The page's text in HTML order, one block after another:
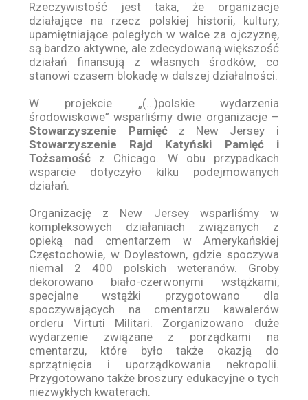
Rzeczywistość jest taka, że organizacje
działające na rzecz polskiej historii, kultury,
upamiętniające poległych w walce za ojczyznę,
są bardzo aktywne, ale zdecydowaną większość
działań finansują z własnych środków, co
stanowi czasem blokadę w dalszej działalności.
W projekcie „(…)polskie wydarzenia
środowiskowe” wsparliśmy dwie organizacje –
Stowarzyszenie Pamięćz New Jersey i
Stowarzyszenie Rajd Katyński Pamięć i
Tożsamość z Chicago. W obu przypadkach
wsparcie dotyczyło kilku podejmowanych
działań.
Organizację z New Jersey wsparliśmy w
kompleksowych działaniach związanych z
opieką nad cmentarzem w Amerykańskiej
Częstochowie, w Doylestown, gdzie spoczywa
niemal 2 400 polskich weteranów. Groby
dekorowano biało-czerwonymi wstążkami,
specjalne wstążki przygotowano dla
spoczywających na cmentarzu kawalerów
orderu Virtuti Militari. Zorganizowano duże
wydarzenie związane z porządkami na
cmentarzu, które było także okazją do
sprzątnięcia i uporządkowania nekropolii.
Przygotowano także broszury edukacyjne o tych
niezwykłych kwaterach.